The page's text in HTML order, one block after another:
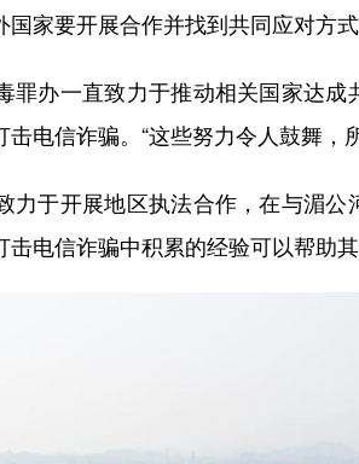
家要开展合作并找到共同应对方式
办一直致力于推动相关国家达成
电信诈骗。“这些努力令人鼓舞，
于开展地区执法合作，在与湄公
电信诈骗中积累的经验可以帮助